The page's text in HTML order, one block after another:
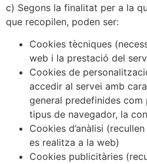
c) Segons la finalitat per a la
que recopilen, poden ser:
Cookies tècniques
web i la prestació del
Cookies de
accedir al servei amb
general predefinides com
tipus de navegador, la
Cookies d’anàlisi
es realitza a la web)
Cookies publicitàries